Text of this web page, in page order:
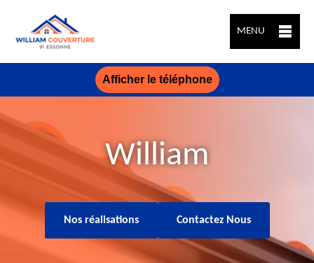
MENU
Afficher le téléphone
William
Nos réalisations Contactez Nous